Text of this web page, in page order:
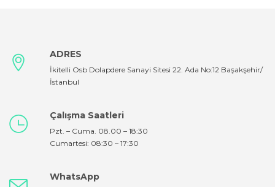
ADRES
İkitelli Osb Dolapdere Sanayi Sitesi 22. Ada No:12 Başakşehir/
İstanbul
Çalışma Saatleri
Pzt. – Cuma. 08.00 – 18:30
Cumartesi: 08:30 – 17:30
WhatsApp